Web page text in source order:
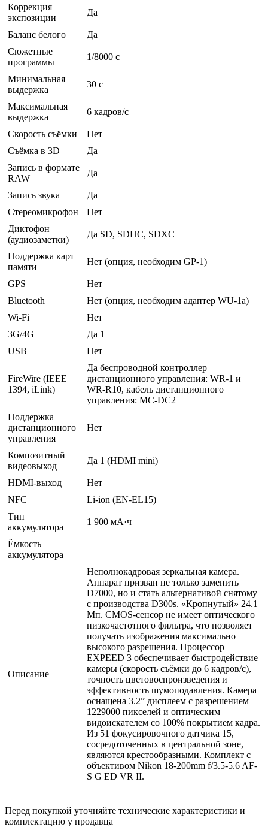
Коррекция
экспозиции
Да
Баланс белого
Да
Сюжетные
программы
1/8000 c
Минимальная
выдержка
30 c
Максимальная
выдержка
6 кадров/с
Скорость съёмки
Нет
Съёмка в 3D
Да
Запись в формате
RAW
Да
Запись звука
Да
Стереомикрофон
Нет
Диктофон
(аудиозаметки)
Да SD, SDHC, SDXC
Поддержка карт
памяти
Нет (опция, необходим GP-1)
GPS
Нет
Bluetooth
Нет (опция, необходим адаптер WU-1a)
Wi-Fi
Нет
3G/4G
Да 1
USB
Нет
FireWire (IEEE
1394, iLink)
Да беспроводной контроллер
дистанционного управления: WR-1 и
WR-R10, кабель дистанционного
управления: MC-DC2
Поддержка
дистанционного
управления
Нет
Композитный
видеовыход
Да 1 (HDMI mini)
HDMI-выход
Нет
NFC
Li-ion (EN-EL15)
Тип
аккумулятора
1 900 мА·ч
Ёмкость
аккумулятора
Описание
Неполнокадровая зеркальная камера.
Аппарат призван не только заменить
D7000, но и стать альтернативой снятому
с производства D300s. «Кропнутый» 24.1
Мп. CMOS-сенсор не имеет оптического
низкочастотного фильтра, что позволяет
получать изображения максимально
высокого разрешения. Процессор
EXPEED 3 обеспечивает быстродействие
камеры (скорость съёмки до 6 кадров/с),
точность цветовоспроизведения и
эффективность шумоподавления. Камера
оснащена 3.2” дисплеем с разрешением
1229000 пикселей и оптическим
видоискателем со 100% покрытием кадра.
Из 51 фокусировочного датчика 15,
сосредоточенных в центральной зоне,
являются крестообразными. Комплект с
объективом Nikon 18-200mm f/3.5-5.6 AF-
S G ED VR II.
Перед покупкой уточняйте технические характеристики и
комплектацию у продавца